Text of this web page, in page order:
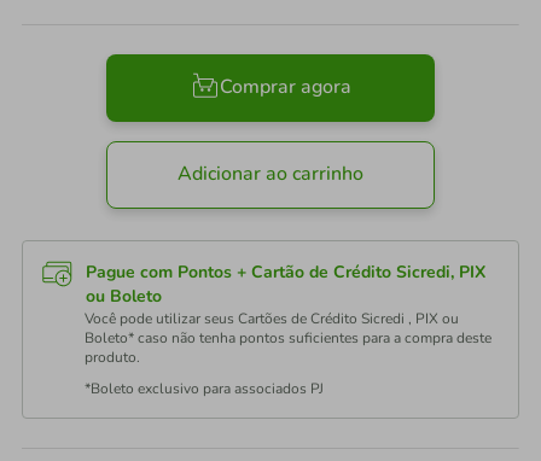
Comprar agora
Adicionar ao carrinho
Pague com Pontos + Cartão de Crédito Sicredi, PIX
ou Boleto
Você pode utilizar seus Cartões de Crédito Sicredi , PIX ou
Boleto* caso não tenha pontos suficientes para a compra deste
produto.
*Boleto exclusivo para associados PJ